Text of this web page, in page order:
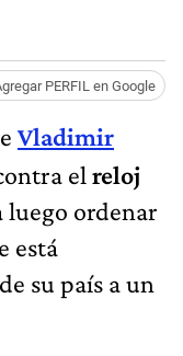
PERFIL en Google
Vladimir
el reloj
luego ordenar
está
su país a un